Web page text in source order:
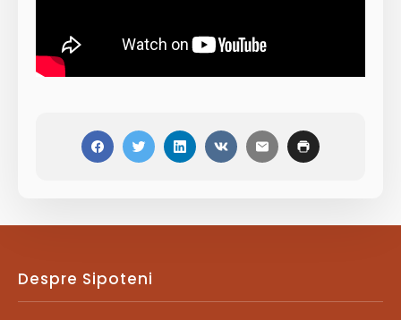
Despre Sipoteni